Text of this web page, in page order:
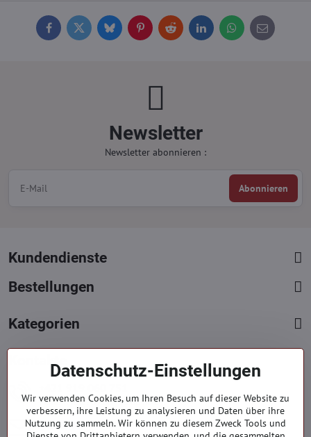
FacebookTwitterBlueskyPinterestReddit LinkedInWhatsApp
E-
mail
Newsletter
Newsletter abonnieren :
Abonnieren
Kundendienste
Bestellungen
Kategorien
Kontakte
Mont. - Freit. : 09:00 - 15:00 hod.
info​@everlady​.eu
Datenschutz-Einstellungen
Wir verwenden Cookies, um Ihren Besuch auf dieser Website zu
verbessern, ihre Leistung zu analysieren und Daten über ihre
Nutzung zu sammeln. Wir können zu diesem Zweck Tools und